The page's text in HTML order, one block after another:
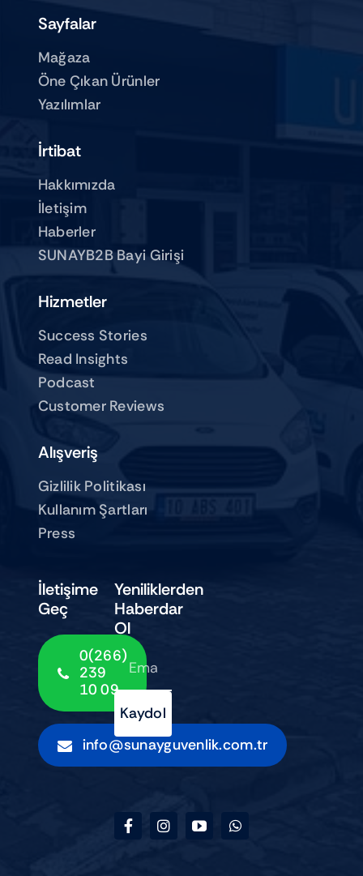
Sayfalar
Mağaza
Öne Çıkan Ürünler
Yazılımlar
İrtibat
Hakkımızda
İletişim
Haberler
SUNAYB2B Bayi Girişi
İletişime
Geç
0(266)
239
10 09
info@sunayguvenlik.com.tr
Hizmetler
Success Stories
Read Insights
Podcast
Customer Reviews
Alışveriş
Gizlilik Politikası
Kullanım Şartları
Press
Yeniliklerden
Haberdar
Ol
Kaydol